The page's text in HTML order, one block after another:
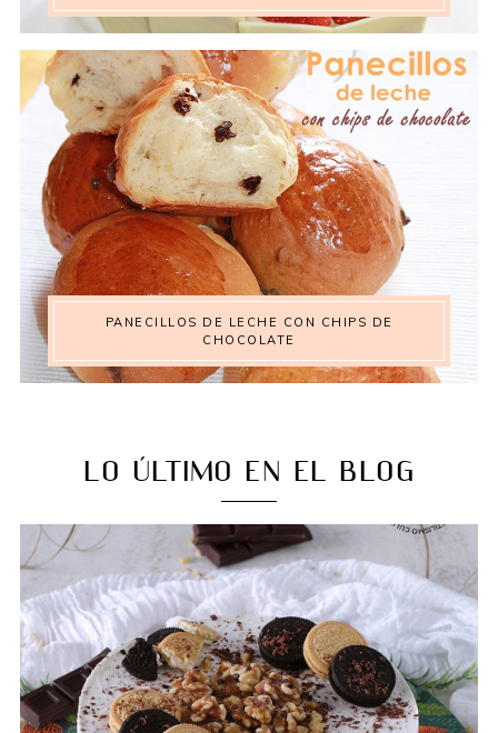
PANECILLOS DE LECHE CON CHIPS DE
CHOCOLATE
LO ÚLTIMO EN EL BLOG